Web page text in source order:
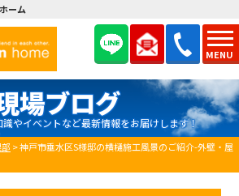
MENU
ーム
場ブログ
やイベントなど最新情報をお届けします！
>神戸市垂水区S様邸の横樋施工風景のご紹介-外壁・屋